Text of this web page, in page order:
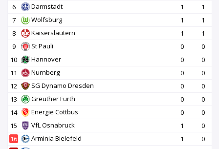
6
Darmstadt 1
1
7
Wolfsburg 1
1
8
Kaiserslautern 1
1
9
St Pauli 0
0
10
Hannover 0
0
11
Nurnberg 0
0
12
SG Dynamo Dresden 0
0
13
Greuther Furth 0
0
14
Energie Cottbus 0
0
15
VfL Osnabruck 1
0
16
Arminia Bielefeld 1
0